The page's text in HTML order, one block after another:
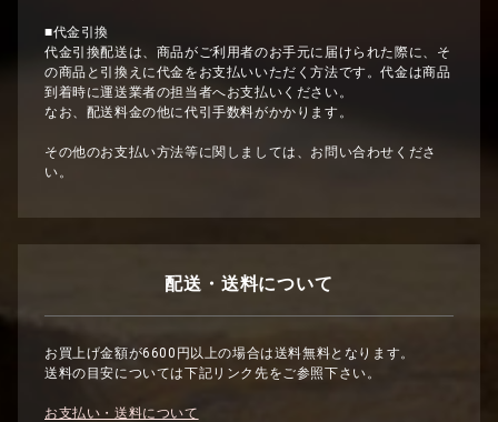
■代金引換
代金引換配送は、商品がご利用者のお手元に届けられた際に、そ
の商品と引換えに代金をお支払いいただく方法です。代金は商品
到着時に運送業者の担当者へお支払いください。
なお、配送料金の他に代引手数料がかかります。
その他のお支払い方法等に関しましては、お問い合わせくださ
い。
配送・送料について
お買上げ金額が6600円以上の場合は送料無料となります。
送料の目安については下記リンク先をご参照下さい。
お支払い・送料について